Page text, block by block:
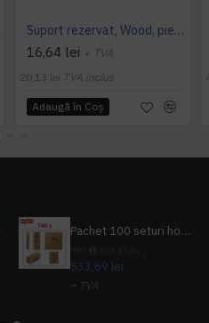
Suport rezervat, Wood, piele PU interior/exterior, lavabila, bej
16,64 lei + TVA
20,13 lei TVA inclus
Adaugă în Coş
Pachet 100 seturi hoteliere, set dentar, set barbierit, casca de dus, pila unghii, set cusut
533,69 lei
+ TVA